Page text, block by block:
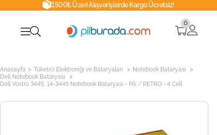
1500₺ Üzeri Alışverişlerde Kargo Ücretsiz!
0
Anasayfa > Tüketici Elektroniği ve Bataryaları > Notebook Bataryası >
Dell Notebook Bataryası >
Dell Vostro 3445, 14-3445 Notebook Bataryası - Pili / RETRO - 4 Cell